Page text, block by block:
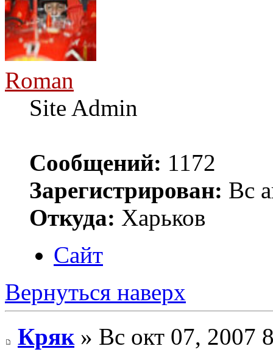
Roman
Site Admin
Сообщений: 1172
Зарегистрирован: Вс
Откуда: Харьков
Сайт
Вернуться наверх
Кряк» Вс окт 07, 2007